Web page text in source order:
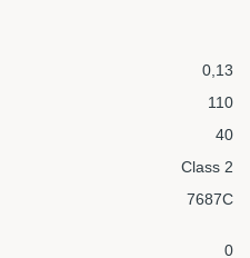
0,13
110
40
Class 2
7687C
0